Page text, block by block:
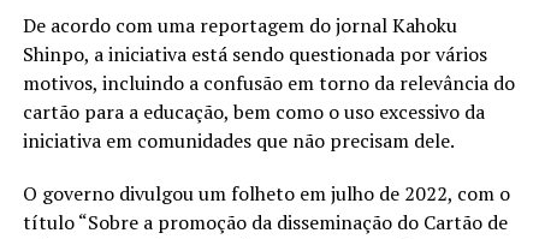
De acordo com uma reportagem do jornal Kahoku
Shinpo, a iniciativa está sendo questionada por vários
motivos, incluindo a confusão em torno da relevância do
cartão para a educação, bem como o uso excessivo da
iniciativa em comunidades que não precisam dele.
O governo divulgou um folheto em julho de 2022, com o
título “Sobre a promoção da disseminação do Cartão de